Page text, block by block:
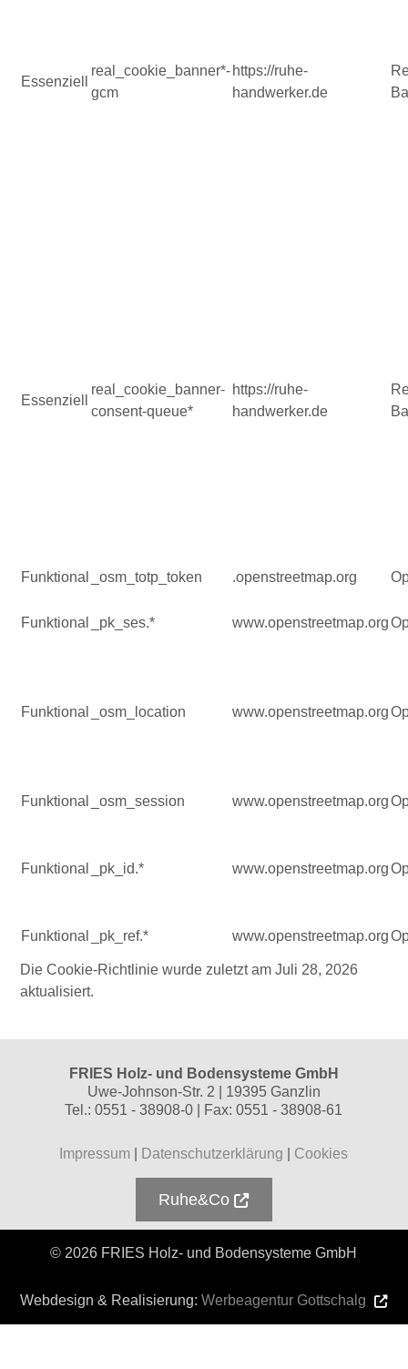
Essenziell
real_cookie_banner*-
gcm
https://ruhe-
handwerker.de
Essenziell
real_cookie_banner-
consent-queue*
https://ruhe-
handwerker.de
Funktional _osm_totp_token .openstreetmap.org
Funktional _pk_ses.* www.openstreetmap.org
Funktional _osm_location www.openstreetmap.org
Funktional _osm_session www.openstreetmap.org
Funktional _pk_id.* www.openstreetmap.org
Funktional _pk_ref.* www.openstreetmap.org
Die Cookie-Richtlinie wurde zuletzt am Juli 28, 2026
aktualisiert.
FRIES Holz- und Bodensysteme GmbH
Uwe-Johnson-Str. 2 | 19395 Ganzlin
Tel.: 0551 - 38908-0 | Fax: 0551 - 38908-61
Impressum Datenschutzerklärung Cookies
Ruhe&Co
© 2026 FRIES Holz- und Bodensysteme GmbH
Webdesign & Realisierung:Werbeagentur Gottschalg